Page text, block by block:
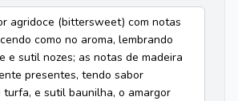
agridoce (bittersweet) com notas
como no aroma, lembrando
e sutil nozes; as notas de madeira
presentes, tendo sabor
turfa, e sutil baunilha, o amargor